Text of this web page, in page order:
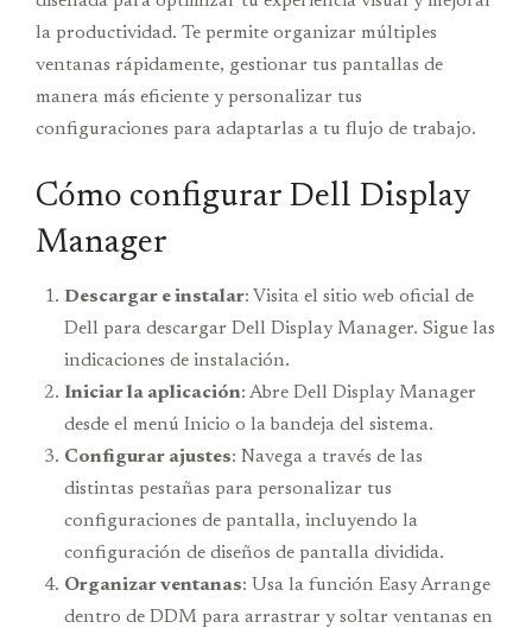
la productividad. Te permite organizar múltiples
ventanas rápidamente, gestionar tus pantallas de
manera más eficiente y personalizar tus
configuraciones para adaptarlas a tu flujo de trabajo.
Cómo configurar Dell Display
Manager
Descargar e instalar: Visita el sitio web oficial de
Dell para descargar Dell Display Manager. Sigue las
indicaciones de instalación.
Iniciar la aplicación: Abre Dell Display Manager
desde el menú Inicio o la bandeja del sistema.
Configurar ajustes: Navega a través de las
distintas pestañas para personalizar tus
configuraciones de pantalla, incluyendo la
configuración de diseños de pantalla dividida.
Organizar ventanas: Usa la función Easy Arrange
dentro de DDM para arrastrar y soltar ventanas en